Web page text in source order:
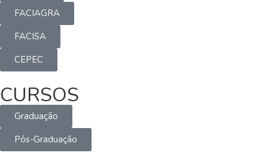
FACIAGRA
FACISA
CEPEC
CURSOS
Graduação
Pós-Graduação